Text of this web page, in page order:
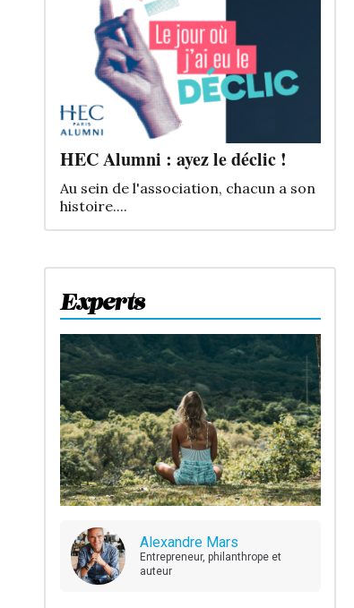
Experts
Alexandre Mars
Entrepreneur, philanthrope et
auteur
HEC Alumni : ayez le déclic !
Au sein de l'association, chacun a son
histoire....